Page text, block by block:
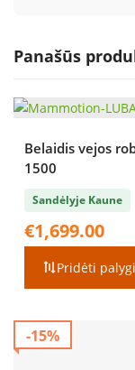
Panašūs
Belaidis vejos
1500
Sandėlyje Kaune
€1,699.00
Pridėti
-15%